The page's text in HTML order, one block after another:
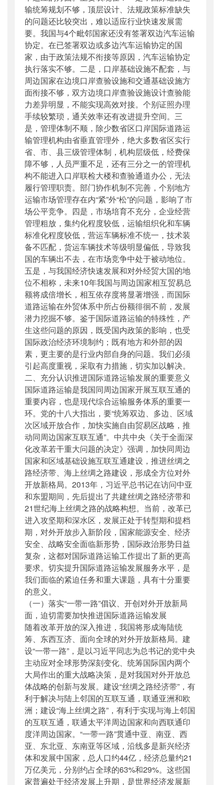
输统筹规划不够，顶层设计、法规政策标准缺失
的问题还比较突出，难以适应行业快速发展需
要。我国与4个毗邻国家还没有签署双边汽车运输
协定。在已签署双边或多边汽车运输协定的国
家，由于政策法规不衔接等原因，汽车运输协定
执行落实不够。二是，口岸基础设施不配套，与
周边国家在边境口岸查验设施和交通基础设施方
面衔接不够，双方边境口岸查验设施设计查验能
力差异明显，不能实现高效对接。个别证照办理
手续较繁琐，通关效率还有改进提升空间。三
是，管理体制不顺，除少数省区口岸国际道路运
输管理机构由省垂直管理外，绝大多数省区实行
省、市、县三级管理体制，机构层级低，经费保
障不够，人员严重不足，还有三分之一的管理机
构不能进入口岸联检大楼和查验通道办公，无法
履行管理职责。部门协作机制不完善，个别地方
运输市场管理存在内“紧”外“松”的问题，影响了市
场公平竞争。四是，市场培育不充分，企业经营
管理粗放，集约化程度较低，运输组织化和车辆
标准化程度较低，营运车辆标准不统一，技术装
备不匹配，货运车辆技术等级明显偏低，导致我
国的车辆出不去，在市场竞争中处于被动地位。
五是，与我国经济快速发展和对外经贸大国的地
位不相称，未来10年我国与周边国家相互贸易总
额将成倍增长，相互依存度将显著增强，而国际
道路运输在外贸体系中所占份额徘徊不前，发展
潜力挖掘不够。鉴于国际道路运输的特殊性，产
生这些问题的原因，既受国内政策的影响，也受
国际政治经济环境制约；既有地方和外部的因
素，更主要的是行业内部自身的问题。我们必须
引起高度重视，采取有力措施，切实加以解决。
二、充分认识推进国际道路运输发展的重要意义
国际道路运输是我国同周边国家开展互联互通的
重要内容，也是现代综合运输服务体系的重要一
环。党的十八大指出，要“统筹双边、多边、区域
次区域开放合作，加快实施自由贸易区战略，推
动同周边国家互联互通”。中共中央《关于全面深
化改革若干重大问题的决定》强调，加快同周边
国家和区域基础设施互联互通建设，推进丝绸之
路经济带、海上丝绸之路建设，形成全方位对外
开放新格局。2013年，习近平总书记在访问中亚
和东盟期间，先后提出了共建丝绸之路经济带和
21世纪海上丝绸之路的战略构想。当前，改革已
进入攻坚期和深水区，发展正处于转型期和提档
期，对外开放步入新阶段，国家能源安全、经济
安全、战略安全面临新形势，国际政治形势日益
复杂，这都对国际道路运输工作提出了新的更高
要求。切实提升国际道路运输发展服务水平，是
我们面临的紧迫任务和重大课题，具有十分重要
的意义。
（一）落实“一带一路”倡议、开创对外开放新局
面，迫切需要加快推进国际道路运输发展
随着改革开放的深入推进，我国将形成海陆统
筹、东西互济、面向全球的对外开放新格局。建
设“一带一路”，是以习近平同志为总书记的党中央
主动应对全球形势深刻变化、统筹国际国内两个
大局作出的重大战略决策，是对我国对外开放总
体战略的创新与发展。建设“丝绸之路经济带”，有
利于解决与陆上邻国的互联互通，联通亚洲和欧
洲；建设“海上丝绸之路”，有利于实现与海上邻国
的互联互通，联通太平洋周边国家和向西联通印
度洋周边国家。“一带一路”贯通中亚、南亚、西
亚、东北亚、东南亚等区域，沿线多是新兴经济
体和发展中国家，总人口约44亿，经济总量约21
万亿美元，分别约占全球的63%和29%。这些国
家普遍处于经济发展上升期，是世界经济发展新